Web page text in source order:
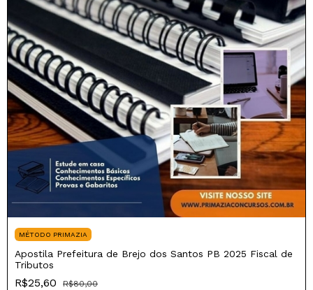
MÉTODO PRIMAZIA
Apostila Prefeitura de Brejo dos Santos PB 2025 Fiscal de
Tributos
R$25,60
R$80,00